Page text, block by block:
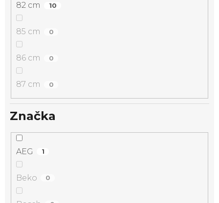
82 cm 10
85 cm 0
86 cm 0
87 cm 0
Značka
AEG 1
Beko 0